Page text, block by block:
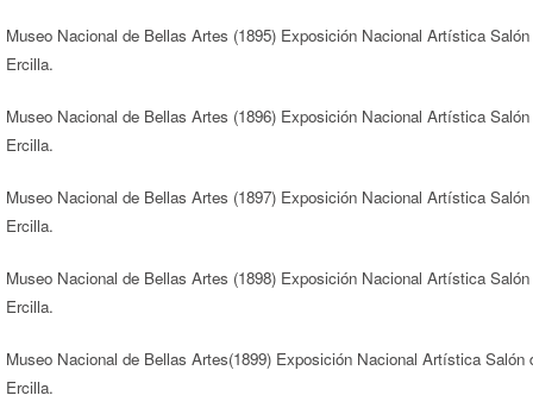
Museo Nacional de Bellas Artes (1895) Exposición Nacional Artística
Ercilla.
Museo Nacional de Bellas Artes (1896) Exposición Nacional Artística
Ercilla.
Museo Nacional de Bellas Artes (1897) Exposición Nacional Artística
Ercilla.
Museo Nacional de Bellas Artes (1898) Exposición Nacional Artística
Ercilla.
Museo Nacional de Bellas Artes(1899) Exposición Nacional Artística
Ercilla.